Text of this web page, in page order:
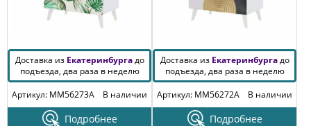
Доставка из Екатеринбургадо
подъезда, два раза в неделю
Артикул: MM56273A
В наличии
Подробнее
Доставка из Екатеринбургадо
подъезда, два раза в неделю
Артикул: MM56272A
В наличии
Подробнее